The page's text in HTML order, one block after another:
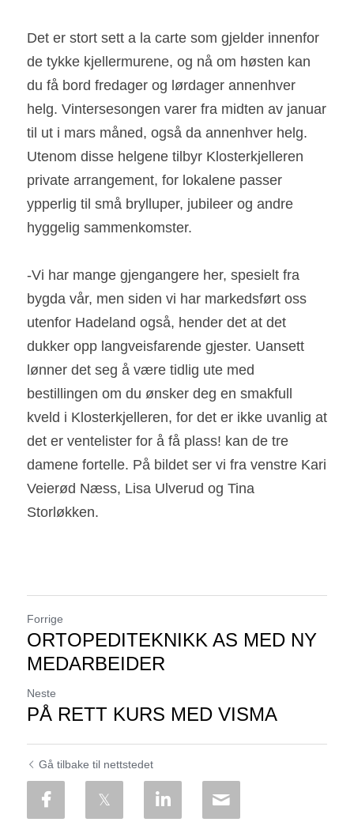
Det er stort sett a la carte som gjelder innenfor
de tykke kjellermurene, og nå om høsten kan
du få bord fredager og lørdager annenhver
helg. Vintersesongen varer fra midten av januar
til ut i mars måned, også da annenhver helg.
Utenom disse helgene tilbyr Klosterkjelleren
private arrangement, for lokalene passer
ypperlig til små brylluper, jubileer og andre
hyggelig sammenkomster.
-Vi har mange gjengangere her, spesielt fra
bygda vår, men siden vi har markedsført oss
utenfor Hadeland også, hender det at det
dukker opp langveisfarende gjester. Uansett
lønner det seg å være tidlig ute med
bestillingen om du ønsker deg en smakfull
kveld i Klosterkjelleren, for det er ikke uvanlig at
det er ventelister for å få plass! kan de tre
damene fortelle. På bildet ser vi fra venstre Kari
Veierød Næss, Lisa Ulverud og Tina
Storløkken.
Forrige
ORTOPEDITEKNIKK AS MED NY
MEDARBEIDER
Neste
PÅ RETT KURS MED VISMA
Gå tilbake til nettstedet